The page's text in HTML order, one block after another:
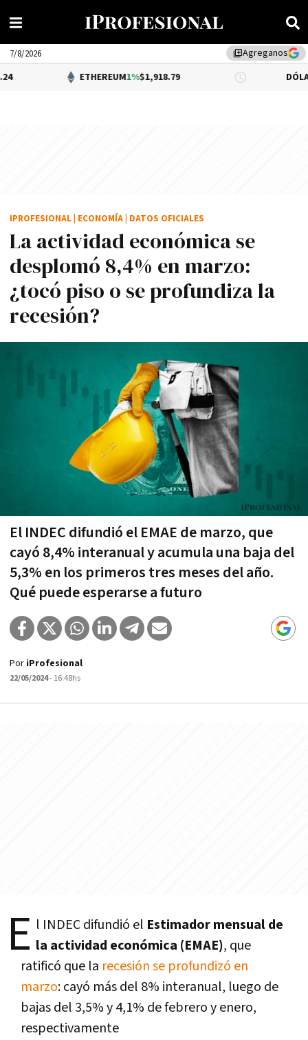
library_addAgreganos
7/8/2026
ETHEREUM1%$1,918.79 DÓLAR BNA
La actividad económica se
desplomó 8,4% en marzo:
¿tocó piso o se profundiza la
recesión?
El INDEC difundió el EMAE de marzo, que
cayó 8,4% interanual y acumula una baja del
5,3% en los primeros tres meses del año.
Qué puede esperarse a futuro
IPROFESIONAL ECONOMÍA DATOS OFICIALES
Por iProfesional
22/05/2024- 16:48hs
E l INDEC difundió el Estimador mensual de
la actividad económica (EMAE), que
ratificó que la recesión se profundizó en
marzo: cayó más del 8% interanual, luego de
bajas del 3,5% y 4,1% de febrero y enero,
respectivamente